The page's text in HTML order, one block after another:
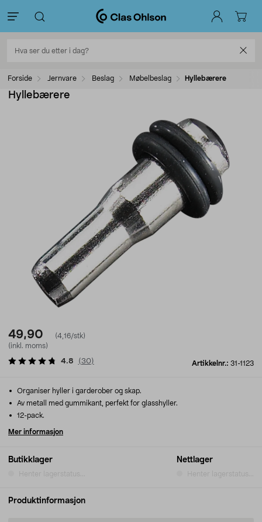
Forside Jernvare Beslag Møbelbeslag Hyllebærere
Hyllebærere
49,90
(4,16/stk)
(inkl. moms)
Artikkelnr.: 31-1123
4.8 (30)
Butikklager
Henter lagerstatus...
Nettlager
Henter lagerstatus...
Organiser hyller i garderober og skap.
Av metall med gummikant, perfekt for glasshyller.
12-pack.
Mer informasjon
Produktinformasjon